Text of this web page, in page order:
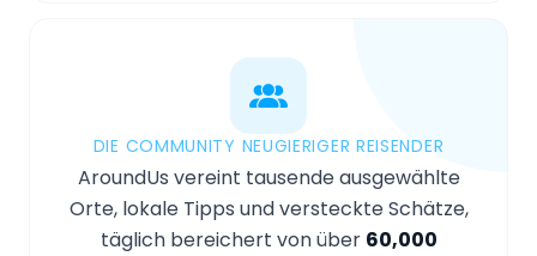
DIE COMMUNITY NEUGIERIGER REISENDER
AroundUs vereint tausende ausgewählte
Orte, lokale Tipps und versteckte Schätze,
täglich bereichert von über 60,000